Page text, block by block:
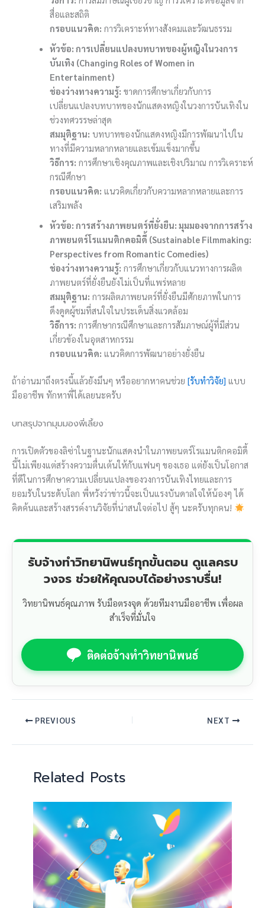
สื่อและสถิติ
กรอบแนวคิด: การวิเคราะห์ทางสังคมและวัฒนธรรม
หัวข้อ: การเปลี่ยนแปลงบทบาทของผู้หญิงในวงการ
บันเทิง (Changing Roles of Women in
Entertainment)
ช่องว่างทางความรู้: ขาดการศึกษาเกี่ยวกับการ
เปลี่ยนแปลงบทบาทของนักแสดงหญิงในวงการบันเทิงใน
ช่วงทศวรรษล่าสุด
สมมุติฐาน: บทบาทของนักแสดงหญิงมีการพัฒนาไปใน
ทางที่มีความหลากหลายและเข้มแข็งมากขึ้น
วิธีการ: การศึกษาเชิงคุณภาพและเชิงปริมาณ การวิเคราะห์
กรณีศึกษา
กรอบแนวคิด: แนวคิดเกี่ยวกับความหลากหลายและการ
เสริมพลัง
หัวข้อ: การสร้างภาพยนตร์ที่ยั่งยืน: มุมมองจากการสร้าง
ภาพยนตร์โรแมนติกคอมิดี้ (Sustainable Filmmaking:
Perspectives from Romantic Comedies)
ช่องว่างทางความรู้: การศึกษาเกี่ยวกับแนวทางการผลิต
ภาพยนตร์ที่ยั่งยืนยังไม่เป็นที่แพร่หลาย
สมมุติฐาน: การผลิตภาพยนตร์ที่ยั่งยืนมีศักยภาพในการ
ดึงดูดผู้ชมที่สนใจในประเด็นสิ่งแวดล้อม
วิธีการ: การศึกษากรณีศึกษาและการสัมภาษณ์ผู้ที่มีส่วน
เกี่ยวข้องในอุตสาหกรรม
กรอบแนวคิด: แนวคิดการพัฒนาอย่างยั่งยืน
ถ้าอ่านมาถึงตรงนี้แล้วยังมึนๆ หรืออยากหาคนช่วย [รับทำวิจัย] แบบ
มืออาชีพ ทักหาพี่ได้เลยนะครับ
บทสรุปจากมุมมองพี่เลี้ยง
การเปิดตัวของลิซ่าในฐานะนักแสดงนำในภาพยนตร์โรแมนติกคอมิดี้
นี้ไม่เพียงแต่สร้างความตื่นเต้นให้กับแฟนๆ ของเธอ แต่ยังเป็นโอกาส
ที่ดีในการศึกษาความเปลี่ยนแปลงของวงการบันเทิงไทยและการ
ยอมรับในระดับโลก พี่หวังว่าข่าวนี้จะเป็นแรงบันดาลใจให้น้องๆ ได้
คิดค้นและสร้างสรรค์งานวิจัยที่น่าสนใจต่อไป สู้ๆ นะครับทุกคน!
รับจ้างทำวิทยานิพนธ์ทุกขั้นตอน ดูแลครบ
วงจร ช่วยให้คุณจบได้อย่างราบรื่น!
วิทยานิพนธ์คุณภาพ รับมือตรงจุด ด้วยทีมงานมืออาชีพ เพื่อผล
สำเร็จที่มั่นใจ
ติดต่อจ้างทำวิทยานิพนธ์
PREVIOUS NEXT
Related Posts